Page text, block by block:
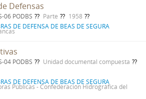
Defensas
06 PODBS Parte
1958
DE DEFENSA DE BEAS DE SEGURA
04 PODBS
Unidad documental compuesta
DE DEFENSA DE BEAS DE SEGURA
Públicas - Confederación Hidrográfica del